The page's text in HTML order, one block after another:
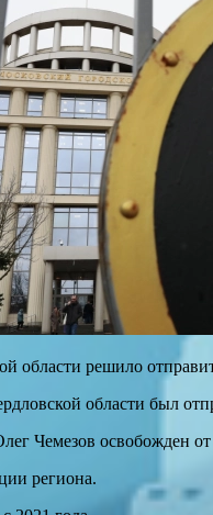
области решило
области был
Чемезов освобожден
региона.